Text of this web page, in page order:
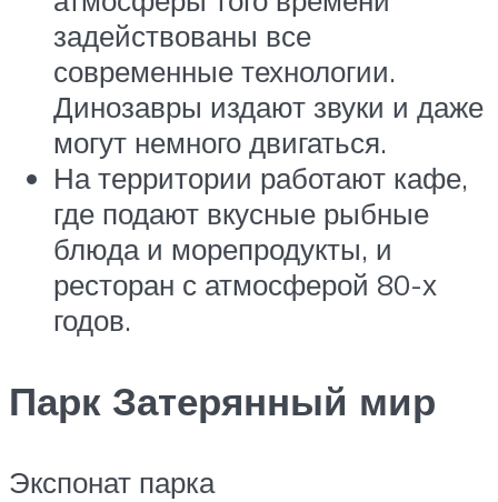
задействованы все
современные технологии.
Динозавры издают звуки и даже
могут немного двигаться.
На территории работают кафе,
где подают вкусные рыбные
блюда и морепродукты, и
ресторан с атмосферой 80-х
годов.
Парк Затерянный мир
Экспонат парка